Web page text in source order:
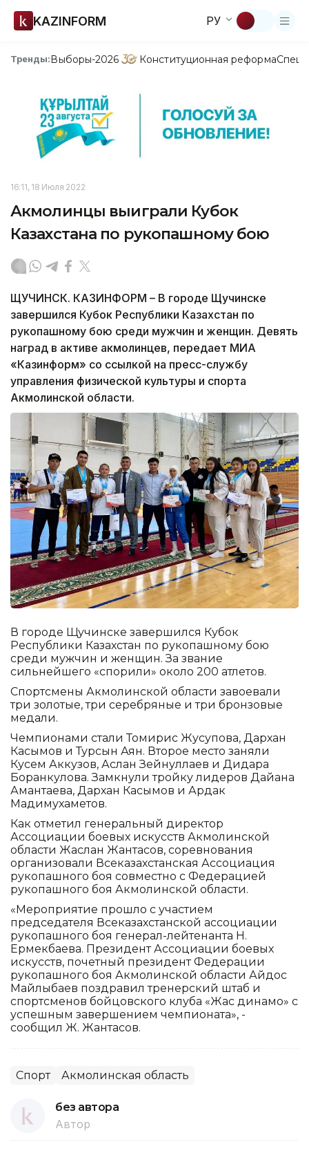
KAZINFORM РУ
Тренды:Выборы-2026 Конституционная реформа
16:11, 18 Июля 2022
Акмолинцы выиграли Кубок
Казахстана по рукопашному бою
ЩУЧИНСК. КАЗИНФОРМ – В городе Щучинске
завершился Кубок Республики Казахстан по
рукопашному бою среди мужчин и женщин. Девять
наград в активе акмолинцев, передает МИА
«Казинформ» со ссылкой на пресс-службу
управления физической культуры и спорта
Акмолинской области.
В городе Щучинске завершился Кубок
Республики Казахстан по рукопашному бою
среди мужчин и женщин. За звание
сильнейшего «спорили» около 200 атлетов.
Спортсмены Акмолинской области завоевали
три золотые, три серебряные и три бронзовые
медали.
Чемпионами стали Томирис Жусупова, Дархан
Касымов и Турсын Аян. Второе место заняли
Кусем Аккузов, Аслан Зейнуллаев и Дидара
Боранкулова. Замкнули тройку лидеров Дайана
Амантаева, Дархан Касымов и Ардак
Мадимухаметов.
Как отметил генеральный директор
Ассоциации боевых искусств Акмолинской
области Жаслан Жантасов, соревнования
организовали Всеказахстанская Ассоциация
рукопашного боя совместно с Федерацией
рукопашного боя Акмолинской области.
«Мероприятие прошло с участием
председателя Всеказахстанской ассоциации
рукопашного боя генерал-лейтенанта Н.
Ермекбаева. Президент Ассоциации боевых
искусств, почетный президент Федерации
рукопашного боя Акмолинской области Айдос
Майлыбаев поздравил тренерский штаб и
спортсменов бойцовского клуба «Жас динамо» с
успешным завершением чемпионата», -
сообщил Ж. Жантасов.
Спорт Акмолинская область
без автора
Автор